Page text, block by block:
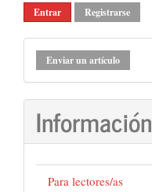
Entrar Registrarse
Enviar
un
artículo
Enviar un artículo
Información
Para lectores/as